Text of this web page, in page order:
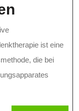
Der ist eine
die bei